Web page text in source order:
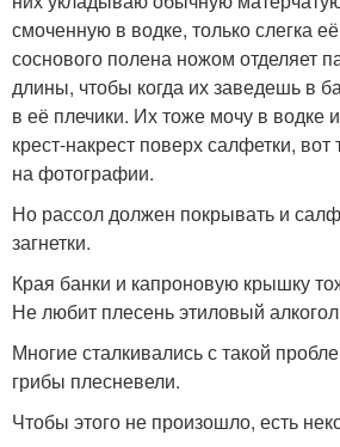
смоченную в водке, только слегка
соснового полена ножом отделяет
длины, чтобы когда их заведешь в
в её плечики. Их тоже мочу в водке
крест-накрест поверх салфетки,
на фотографии.
Но рассол должен покрывать и
загнетки.
Края банки и капроновую крышку
Не любит плесень этиловый
Многие сталкивались с такой
грибы плесневели.
Чтобы этого не произошло, есть